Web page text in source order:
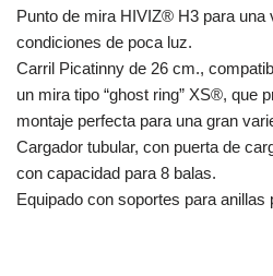
Punto de mira HIVIZ® H3 para una
condiciones de poca luz.
Carril Picatinny de 26 cm.,
un mira tipo “ghost ring” XS®, que
montaje perfecta para una gran
Cargador tubular, con puerta de
con capacidad para 8 balas.
Equipado con soportes para anillas